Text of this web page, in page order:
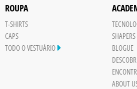
ROUPA
T-SHIRTS
CAPS
TODO O VESTUÁRIO
SHAPERS
BLOGUE
ABOUT